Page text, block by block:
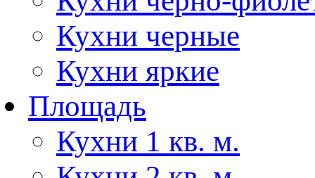
Кухни черные
Кухни яркие
Площадь
Кухни 1 кв. м.